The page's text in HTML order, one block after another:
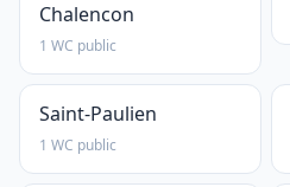
Chalencon
1 WC public
Saint-Paulien
1 WC public